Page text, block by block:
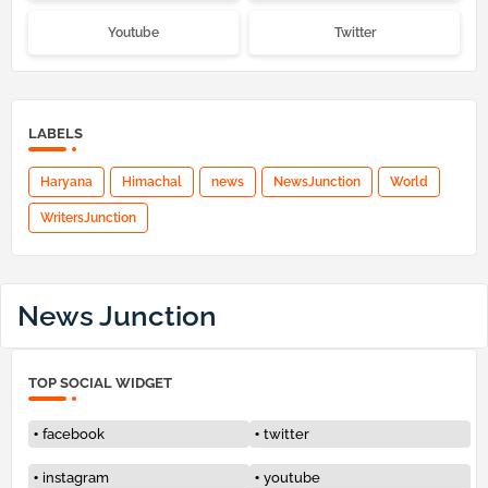
Youtube Twitter
LABELS
Haryana Himachal news NewsJunction World
WritersJunction
News Junction
TOP SOCIAL WIDGET
facebook twitter
instagram youtube